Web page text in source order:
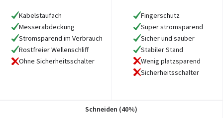
Kabelstaufach
Messerabdeckung
Stromsparend im Verbrauch
Rostfreier Wellenschliff
Ohne Sicherheitsschalter
Fingerschutz
Super stromsparend
Sicher und sauber
Stabiler Stand
Wenig platzsparend
Sicherheitsschalter
Schneiden (40%)